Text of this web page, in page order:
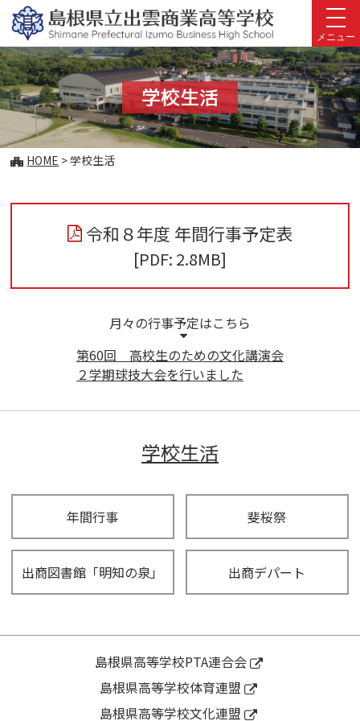
このページの本文へ
メニュー
学校生活
こ HOME >学校生活
令和８年度 年間行事予定表
[PDF: 2.8MB]
月々の行事予定はこちら
第60回 高校生のための文化講演会
２学期球技大会を行いました
学校生活
年間行事 斐桜祭
出商図書館「明知の泉」 出商デパート
島根県高等学校PTA連合会
島根県高等学校体育連盟
島根県高等学校文化連盟